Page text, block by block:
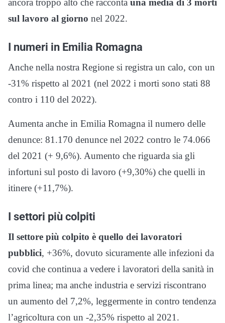
sul lavoro al giorno nel 2022.
I numeri in Emilia Romagna
Anche nella nostra Regione si registra un calo, con un
-31% rispetto al 2021 (nel 2022 i morti sono stati 88
contro i 110 del 2022).
Aumenta anche in Emilia Romagna il numero delle
denunce: 81.170 denunce nel 2022 contro le 74.066
del 2021 (+ 9,6%). Aumento che riguarda sia gli
infortuni sul posto di lavoro (+9,30%) che quelli in
itinere (+11,7%).
I settori più colpiti
Il settore più colpito è quello dei lavoratori
pubblici, +36%, dovuto sicuramente alle infezioni da
covid che continua a vedere i lavoratori della sanità in
prima linea; ma anche industria e servizi riscontrano
un aumento del 7,2%, leggermente in contro tendenza
l’agricoltura con un -2,35% rispetto al 2021.